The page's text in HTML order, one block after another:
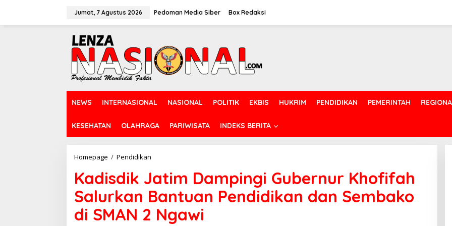
Jumat, 7 Agustus 2026 Pedoman Media Siber Box Redaksi
NEWS INTERNASIONAL NASIONAL POLITIK EKBIS HUKRIM PENDIDIKAN PEMERINTAH
KESEHATAN OLAHRAGA PARIWISATA INDEKS BERITA
Homepage / Pendidikan
d
s
d
Kadisdik Jatim Dampingi Gubernur Khofifah
Salurkan Bantuan Pendidikan dan Sembako
di SMAN 2 Ngawi